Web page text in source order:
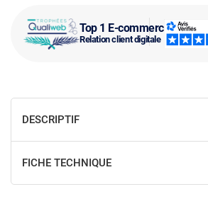
Top 1 E-commerce
Relation client digitale
DESCRIPTIF
FICHE TECHNIQUE